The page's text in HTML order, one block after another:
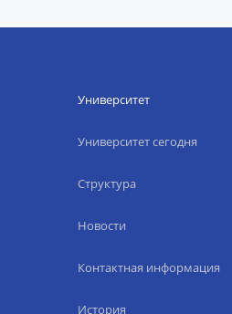
Университет
Университет сегодня
Структура
Новости
Контактная информация
История